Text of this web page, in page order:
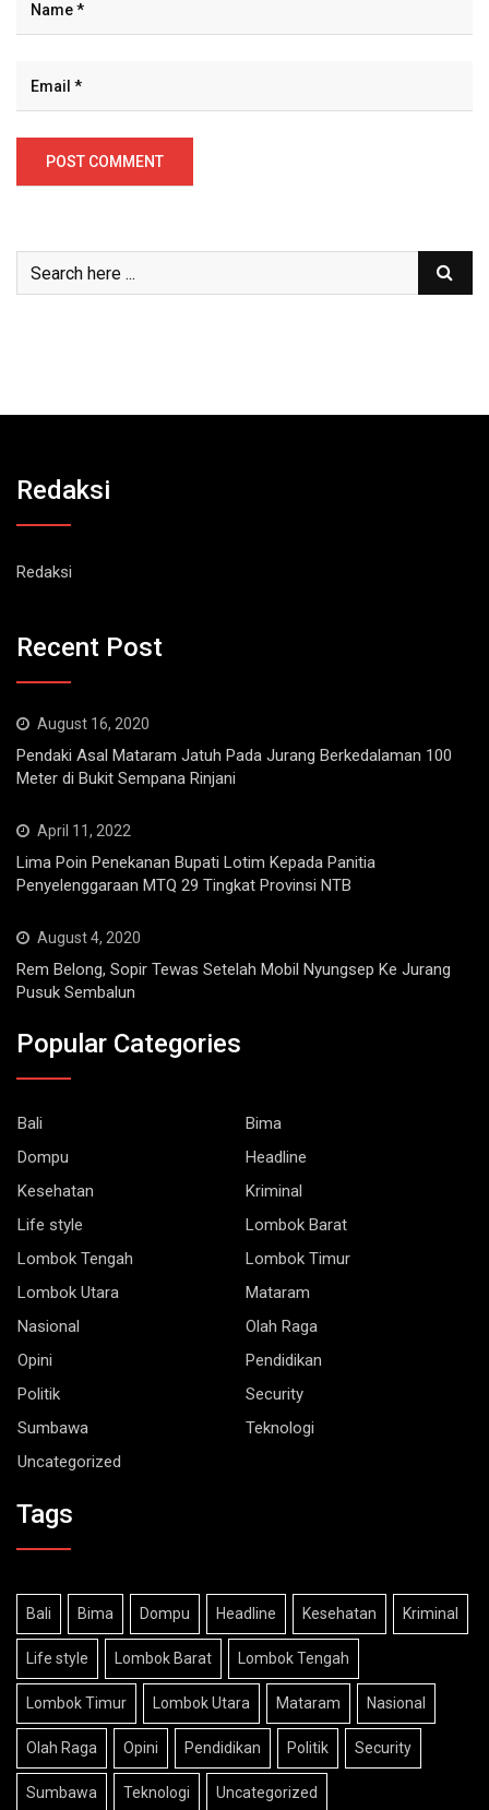
Redaksi
Redaksi
Recent Post
August 16, 2020
Pendaki Asal Mataram Jatuh Pada Jurang Berkedalaman 100
Meter di Bukit Sempana Rinjani
April 11, 2022
Lima Poin Penekanan Bupati Lotim Kepada Panitia
Penyelenggaraan MTQ 29 Tingkat Provinsi NTB
August 4, 2020
Rem Belong, Sopir Tewas Setelah Mobil Nyungsep Ke Jurang
Pusuk Sembalun
Popular Categories
Bali
Bima
Dompu
Headline
Kesehatan
Kriminal
Life style
Lombok Barat
Lombok Tengah
Lombok Timur
Lombok Utara
Mataram
Nasional
Olah Raga
Opini
Pendidikan
Politik
Security
Sumbawa
Teknologi
Uncategorized
Tags
Bali Bima Dompu Headline Kesehatan Kriminal
Life style Lombok Barat Lombok Tengah
Lombok Timur Lombok Utara Mataram Nasional
Olah Raga Opini Pendidikan Politik Security
Sumbawa Teknologi Uncategorized